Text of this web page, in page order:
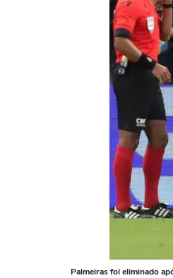
Palmeiras foi eliminado